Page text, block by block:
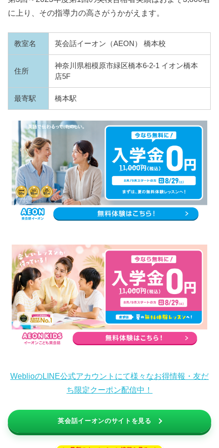
に上り、その指導力の高さがうかがえます。
教室名 英会話イーオン（AEON） 橋本校
住所
神奈川県相模原市緑区橋本6-2-1 イオン橋本
店5F
最寄駅 橋本駅
WeblioのLINE公式アカウントにて様々なお得情報・友だ
ち限定クーポン配信中！
英会話イーオンのサイトを見る